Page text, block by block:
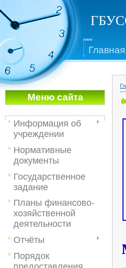
Главная
Меню сайта
Информация об
учреждении
Нормативные
документы
Государственное
задание
Планы финансово-
хозяйственной
деятельности
Отчёты
Порядок